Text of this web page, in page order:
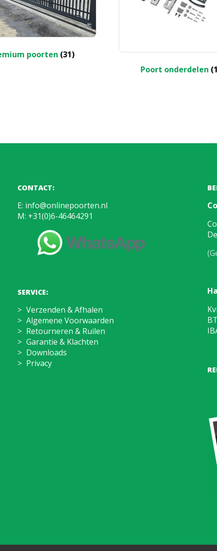
poorten (31)
Poort onderdelen
CONTACT:
E: info@onlinepoorten.nl
M: +31(0)6-46464291
SERVICE:
Verzenden & Afhalen
Algemene Voorwaarden
Retourneren & Ruilen
Garantie & Klachten
Downloads
Privacy